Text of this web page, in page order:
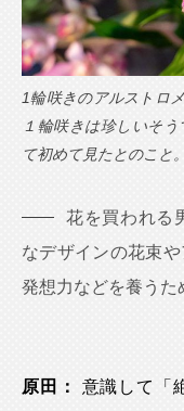
1輪咲きのアルストロ
１輪咲きは珍しいそ
て初めて見たとのこと。
花を買われる
なデザインの花束
発想力などを養うた
原田：
意識して「